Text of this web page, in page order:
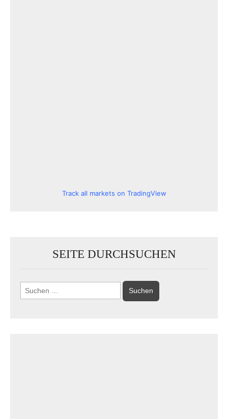
Track all markets on TradingView
SEITE DURCHSUCHEN
Suchen
nach: